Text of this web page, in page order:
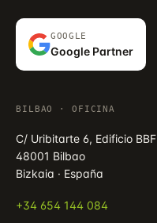
GOOGLE
Google Partner
BILBAO · OFICINA
C/ Uribitarte 6, Edificio BBF
48001 Bilbao
Bizkaia · España
+34 654 144 084